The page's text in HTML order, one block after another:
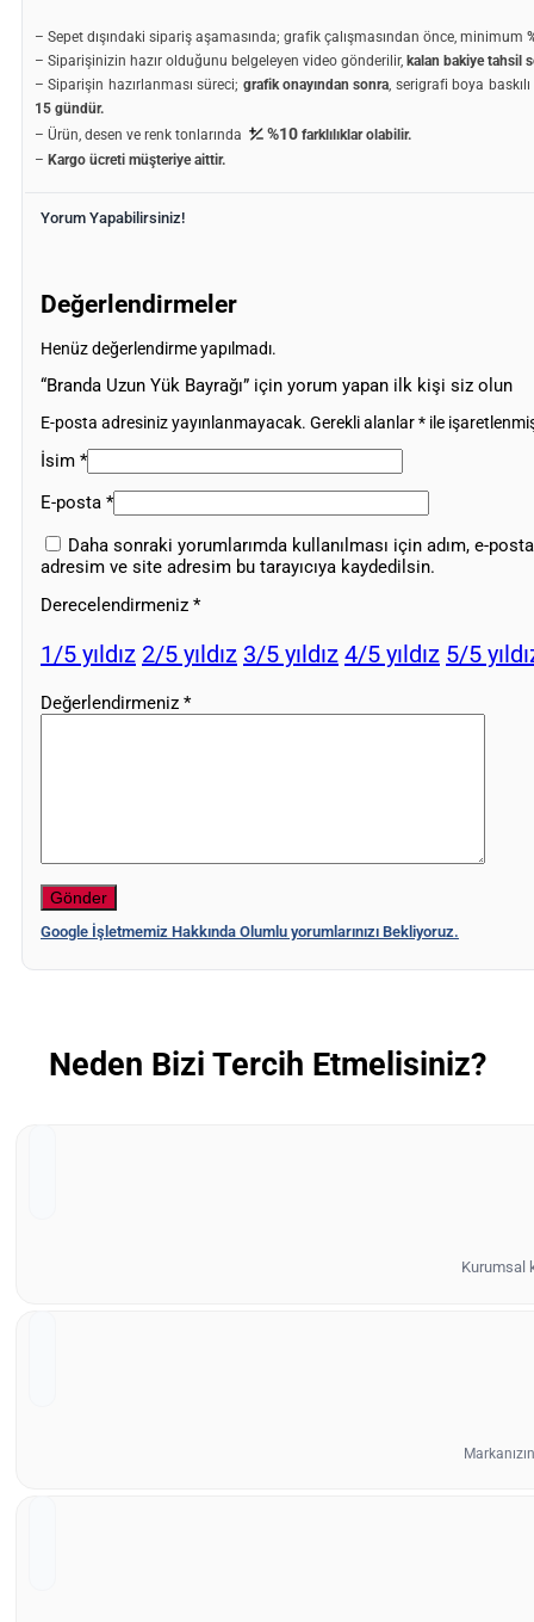
– Sepet dışındaki sipariş aşamasında; grafik çalışmasından önce, minimum
– Siparişinizin hazır olduğunu belgeleyen video gönderilir, kalan bakiye tahsil
– Siparişin hazırlanması süreci; grafik onayından sonra, serigrafi boya
15 gündür.
– Ürün, desen ve renk tonlarında
%10 farklılıklar olabilir.
– Kargo ücreti müşteriye aittir.
Yorum Yapabilirsiniz!
Değerlendirmeler
Henüz değerlendirme yapılmadı.
“Branda Uzun Yük Bayrağı” için yorum yapan ilk kişi siz olun
E-posta adresiniz yayınlanmayacak. Gerekli alanlar* ile
İsim *
E-posta *
Daha sonraki yorumlarımda kullanılması için adım, e-posta
adresim ve site adresim bu tarayıcıya kaydedilsin.
Derecelendirmeniz *
1/5 yıldız 2/5 yıldız 3/5 yıldız 4/5 yıldız 5/5
Değerlendirmeniz *
Google İşletmemiz Hakkında Olumlu yorumlarınızı Bekliyoruz.
Neden Bizi Tercih Etmelisiniz?
Kurumsal